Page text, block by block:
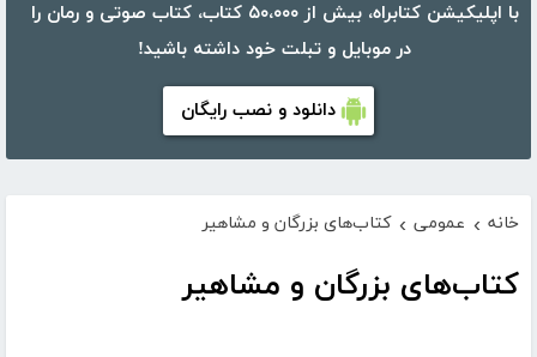
با اپلیکیشن کتابراه، بیش از ۵۰،۰۰۰ کتاب، کتاب صوتی و رمان را
در موبایل و تبلت خود داشته باشید!
دانلود و نصب رایگان
خانه › عمومی › کتاب‌های بزرگان و مشاهیر
کتاب‌های بزرگان و مشاهیر